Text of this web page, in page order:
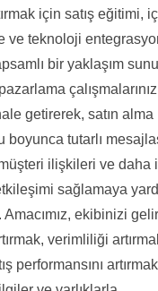
için satış eğitimi,
ve teknoloji
bir yaklaşım
getirerek, satın alma
boyunca tutarlı
ilişkileri ve daha
sağlamaya
ekibinizi gelir
verimliliği
performansını